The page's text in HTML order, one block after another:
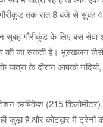
तक रात 8 बजे से सुबह 4
सुबह गौरीकुंड के लिए बस
की जा सकती है। भूस्खलन
यात्रा के दौरान आपको
ऋषिकेश (215 किलोमीटर),
जुड़ा है और कोटद्वार में